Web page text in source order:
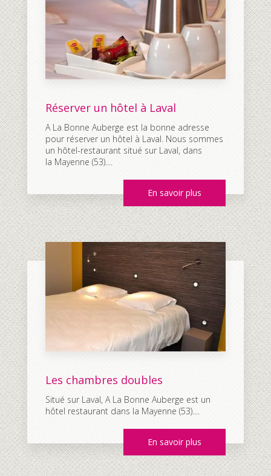
Réserver un hôtel à Laval
A La Bonne Auberge est la bonne adresse
pour réserver un hôtel à Laval. Nous sommes
un hôtel-restaurant situé sur Laval, dans
la Mayenne (53)....
En savoir plus
Les chambres doubles
Situé sur Laval, A La Bonne Auberge est un
hôtel restaurant dans la Mayenne (53)....
En savoir plus